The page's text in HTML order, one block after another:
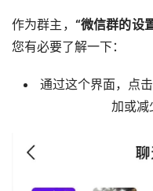
作为群主， “微信群的设
您有必要了解一下：
通过这个界面，点
加或